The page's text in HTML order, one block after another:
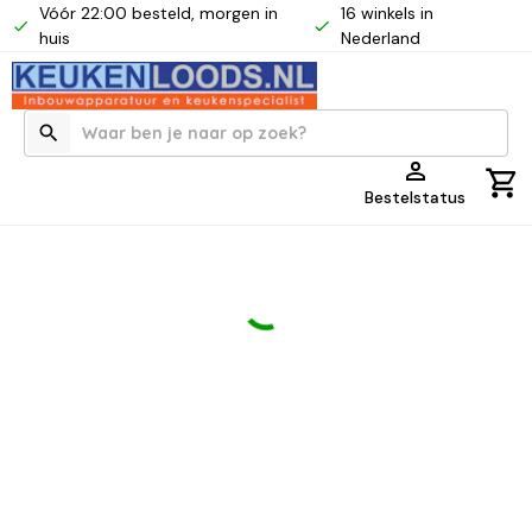
Vóór 22:00 besteld, morgen in
huis
16 winkels in
Nederland
Bestelstatus